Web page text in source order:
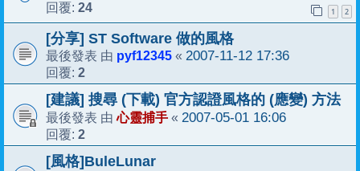
回覆: 24 1 2
[分享] ST Software 做的風格
最後發表 由 pyf12345 « 2007-11-12 17:36
回覆: 2
[建議] 搜尋 (下載) 官方認證風格的 (應變) 方法
最後發表 由心靈捕手 « 2007-05-01 16:06
回覆: 2
[風格]BuleLunar